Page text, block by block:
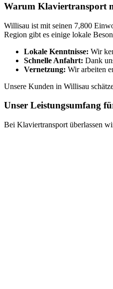
Warum Klaviertransport
Willisau ist mit seinen 7,800
Region gibt es einige lokale
Lokale Kenntnisse: Wir
Schnelle Anfahrt: Dank
Vernetzung: Wir arbeiten
Unsere Kunden in Willisau
Unser Leistungsumfang
Bei Klaviertransport überlassen